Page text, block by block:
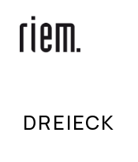
DREIECK